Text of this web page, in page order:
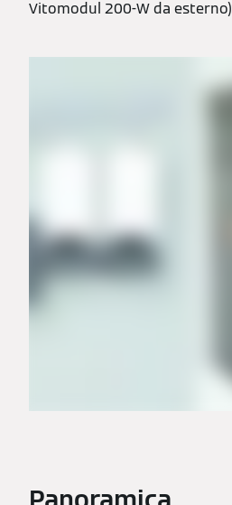
Vitomodul 200-W da esterno)